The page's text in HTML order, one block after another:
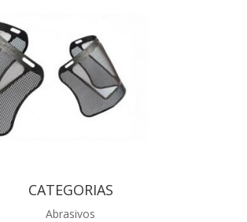
CATEGORIAS
Abrasivos